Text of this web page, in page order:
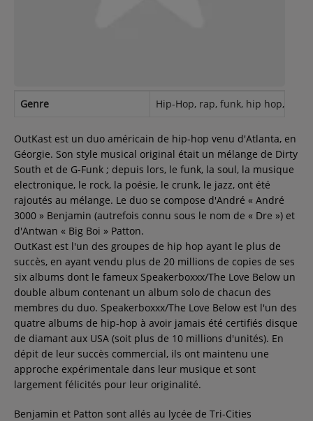
Recherche d'un titre
SE CONNECTER
Genre Hip-Hop, rap, funk, hip hop, soul
OutKast est un duo américain de hip-hop venu d'Atlanta, en
Géorgie. Son style musical original était un mélange de Dirty
South et de G-Funk ; depuis lors, le funk, la soul, la musique
electronique, le rock, la poésie, le crunk, le jazz, ont été
rajoutés au mélange. Le duo se compose d'André « André
3000 » Benjamin (autrefois connu sous le nom de « Dre ») et
d'Antwan « Big Boi » Patton.
OutKast est l'un des groupes de hip hop ayant le plus de
succès, en ayant vendu plus de 20 millions de copies de ses
six albums dont le fameux Speakerboxxx/The Love Below un
double album contenant un album solo de chacun des
membres du duo. Speakerboxxx/The Love Below est l'un des
quatre albums de hip-hop à avoir jamais été certifiés disque
de diamant aux USA (soit plus de 10 millions d'unités). En
dépit de leur succès commercial, ils ont maintenu une
approche expérimentale dans leur musique et sont
largement félicités pour leur originalité.
Benjamin et Patton sont allés au lycée de Tri-Cities